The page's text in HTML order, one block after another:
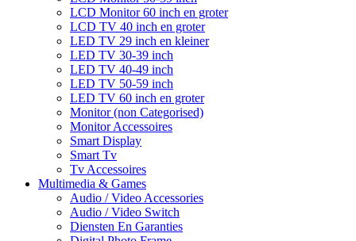
LCD Monitor 60 inch en groter
LCD TV 40 inch en groter
LED TV 29 inch en kleiner
LED TV 30-39 inch
LED TV 40-49 inch
LED TV 50-59 inch
LED TV 60 inch en groter
Monitor (non Categorised)
Monitor Accessoires
Smart Display
Smart Tv
Tv Accessoires
Multimedia & Games
Audio / Video Accessories
Audio / Video Switch
Diensten En Garanties